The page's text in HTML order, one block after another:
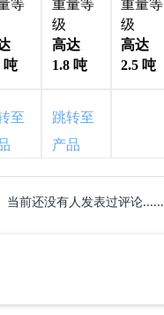
等
吨
重量等
级
高达
1.8 吨
重量等
级
高达
2.5 吨
至
跳转至
产品
当前还没有人发表过评论......